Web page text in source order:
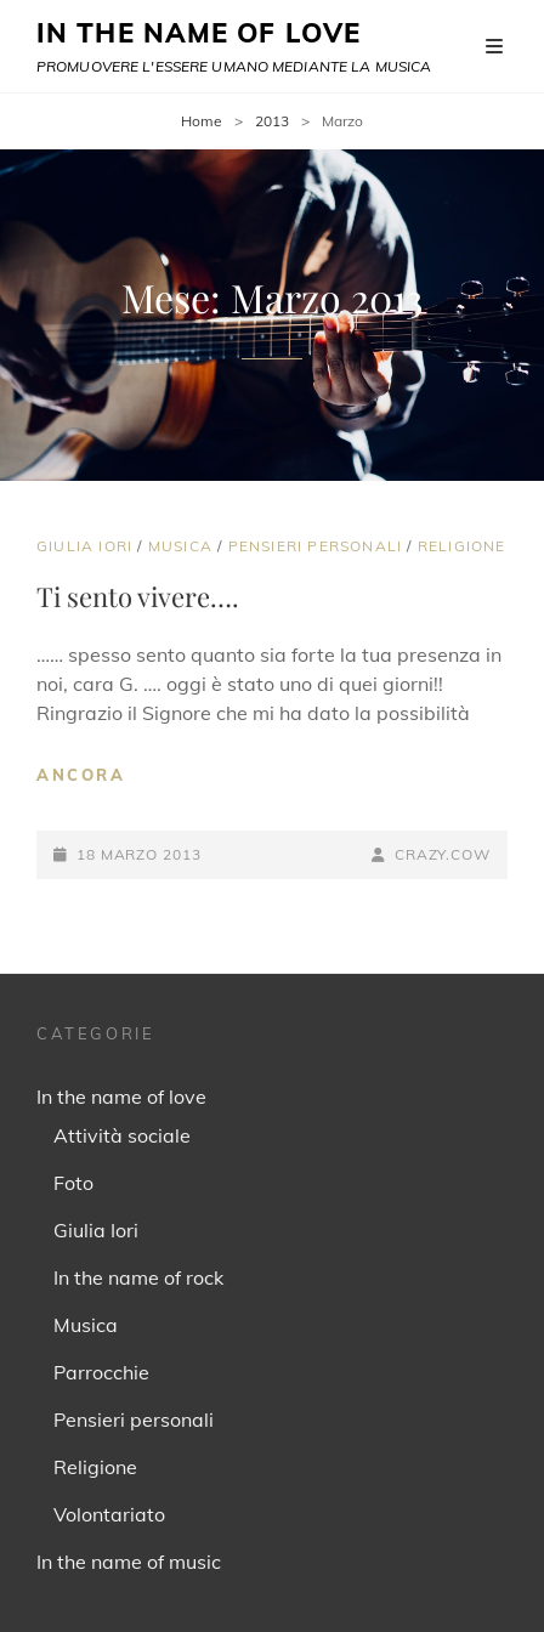
IN THE NAME OF LOVE
PROMUOVERE L'ESSERE UMANO MEDIANTE LA MUSICA
Home > 2013 > Marzo
Mese: Marzo 2013
CAT
GIULIA IORI / MUSICA / PENSIERI PERSONALI / RELIGIONE
Ti sento vivere….
…… spesso sento quanto sia forte la tua presenza in
noi, cara G. …. oggi è stato uno di quei giorni!!
Ringrazio il Signore che mi ha dato la possibilità
ANCORA
POSTED-
18 MARZO 2013
BY
BYLINE
CRAZY.COW
CATEGORIE
In the name of love
Attività sociale
Foto
Giulia Iori
In the name of rock
Musica
Parrocchie
Pensieri personali
Religione
Volontariato
In the name of music